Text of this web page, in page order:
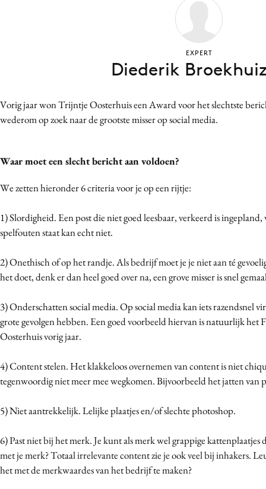
Customer Experience
Data & Insights
Effectiviteit
Influencer marketing
Martech
Media
PR
Programmatic
Reputatie & crisis
Vorig jaar won Trijntje Oosterhuis een Award voor het slechtste
wederom op zoek naar de grootste misser op social media.
Waar moet een slecht bericht aan voldoen?
We zetten hieronder 6 criteria voor je op een rijtje:
1) Slordigheid. Een post die niet goed leesbaar, verkeerd is
spelfouten staat kan echt niet.
2) Onethisch of op het randje. Als bedrijf moet je je niet aan té
het doet, denk er dan heel goed over na, een grove misser is snel
3) Onderschatten social media. Op social media kan iets razendsnel
grote gevolgen hebben. Een goed voorbeeld hiervan is natuurlijk
Oosterhuis vorig jaar.
4) Content stelen. Het klakkeloos overnemen van content is niet
tegenwoordig niet meer mee wegkomen. Bijvoorbeeld het jatten van
5) Niet aantrekkelijk. Lelijke plaatjes en/of slechte photoshop.
6) Past niet bij het merk. Je kunt als merk wel grappige kattenplaatjes
met je merk? Totaal irrelevante content zie je ook veel bij inhakers.
het met de merkwaardes van het bedrijf te maken?
EXPERT
Diederik